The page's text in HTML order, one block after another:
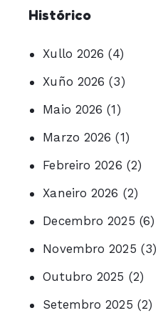
Histórico
Xullo 2026 (4)
Xuño 2026 (3)
Maio 2026 (1)
Marzo 2026 (1)
Febreiro 2026 (2)
Xaneiro 2026 (2)
Decembro 2025 (6)
Novembro 2025 (3)
Outubro 2025 (2)
Setembro 2025 (2)